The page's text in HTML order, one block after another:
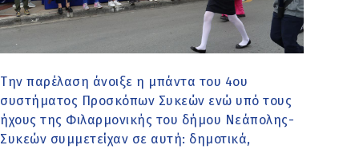
Την παρέλαση άνοιξε η μπάντα του 4ου
συστήματος Προσκόπων Συκεών ενώ υπό τους
ήχους της Φιλαρμονικής του δήμου Νεάπολης-
Συκεών συμμετείχαν σε αυτή: δημοτικά,